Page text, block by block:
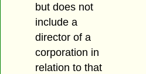
but does not
include a
director of a
corporation in
relation to that